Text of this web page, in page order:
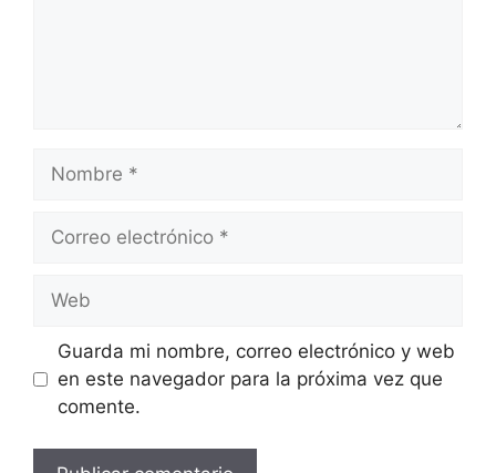
electrónico
Guarda mi nombre, correo electrónico y web
en este navegador para la próxima vez que
comente.